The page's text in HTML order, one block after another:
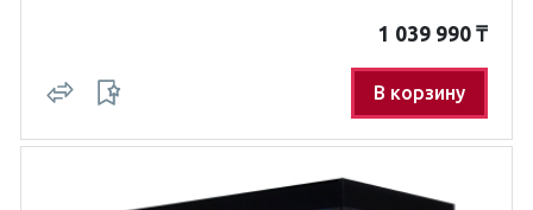
1 039 990 ₸
В корзину